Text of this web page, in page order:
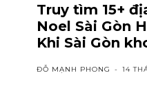
Truy tìm 15+
Noel Sài Gòn
Khi Sài Gòn
ĐỖ MẠNH PHONG - 14